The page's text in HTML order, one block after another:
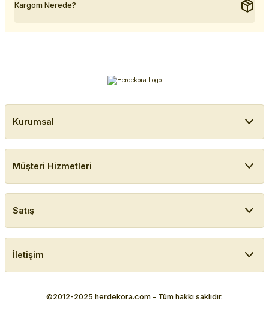
Kargom Nerede?
Kurumsal
Müşteri Hizmetleri
Satış
İletişim
©2012-2025 herdekora.com - Tüm hakkı saklıdır.